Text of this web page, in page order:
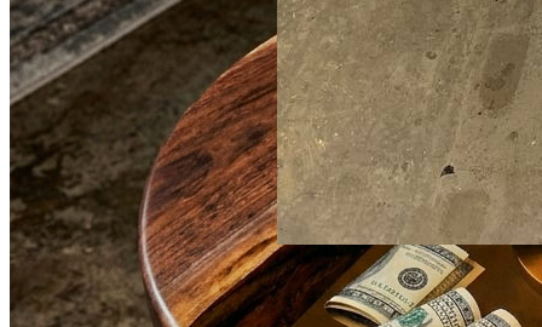
354 196 ₽
Комплект столов «Семейка»